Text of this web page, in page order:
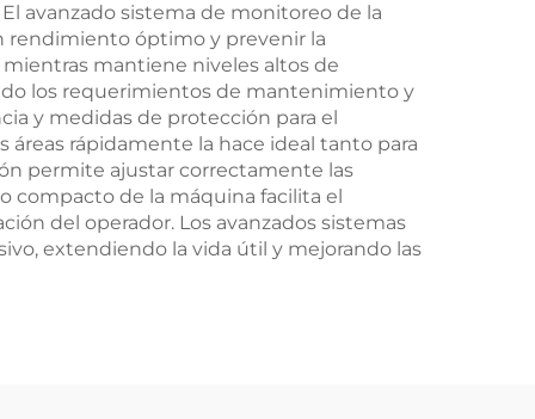
avanzado sistema de monitoreo de la
rendimiento óptimo y prevenir la
mantiene niveles altos de
los requerimientos de mantenimiento y
y medidas de protección para el
rápidamente la hace ideal tanto para
permite ajustar correctamente las
compacto de la máquina facilita el
del operador. Los avanzados sistemas
extendiendo la vida útil y mejorando las